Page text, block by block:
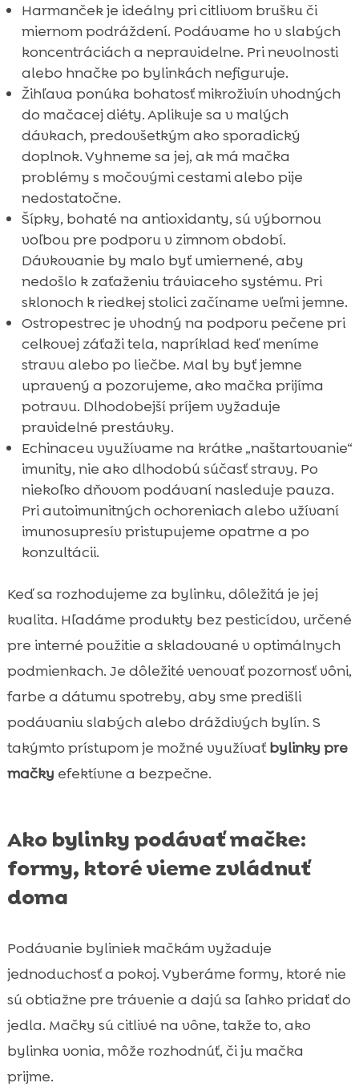
Harmanček je ideálny pri citlivom brušku či
miernom podráždení. Podávame ho v slabých
koncentráciách a nepravidelne. Pri nevolnosti
alebo hnačke po bylinkách nefiguruje.
Žihľava ponúka bohatosť mikroživín vhodných
do mačacej diéty. Aplikuje sa v malých
dávkach, predovšetkým ako sporadický
doplnok. Vyhneme sa jej, ak má mačka
problémy s močovými cestami alebo pije
nedostatočne.
Šípky, bohaté na antioxidanty, sú výbornou
voľbou pre podporu v zimnom období.
Dávkovanie by malo byť umiernené, aby
nedošlo k zaťaženiu tráviaceho systému. Pri
sklonoch k riedkej stolici začíname veľmi jemne.
Ostropestrec je vhodný na podporu pečene pri
celkovej záťaži tela, napríklad keď meníme
stravu alebo po liečbe. Mal by byť jemne
upravený a pozorujeme, ako mačka prijíma
potravu. Dlhodobejší príjem vyžaduje
pravidelné prestávky.
Echinaceu využívame na krátke „naštartovanie“
imunity, nie ako dlhodobú súčasť stravy. Po
niekoľko dňovom podávaní nasleduje pauza.
Pri autoimunitných ochoreniach alebo užívaní
imunosupresív pristupujeme opatrne a po
konzultácii.
Keď sa rozhodujeme za bylinku, dôležitá je jej
kvalita. Hľadáme produkty bez pesticídov, určené
pre interné použitie a skladované v optimálnych
podmienkach. Je dôležité venovať pozornosť vôni,
farbe a dátumu spotreby, aby sme predišli
podávaniu slabých alebo dráždivých bylín. S
takýmto prístupom je možné využívaťbylinky pre
mačky efektívne a bezpečne.
Ako bylinky podávať mačke:
formy, ktoré vieme zvládnuť
doma
Podávanie byliniek mačkám vyžaduje
jednoduchosť a pokoj. Vyberáme formy, ktoré nie
sú obtiažne pre trávenie a dajú sa ľahko pridať do
jedla. Mačky sú citlivé na vône, takže to, ako
bylinka vonia, môže rozhodnúť, či ju mačka
prijme.